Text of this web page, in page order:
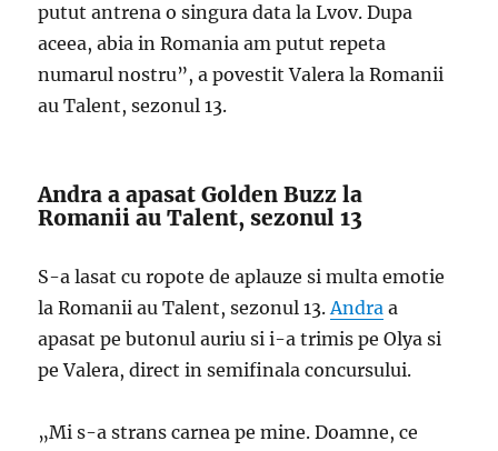
putut antrena o singura data la Lvov. Dupa
aceea, abia in Romania am putut repeta
numarul nostru”, a povestit Valera la Romanii
au Talent, sezonul 13.
Andra a apasat Golden Buzz la
Romanii au Talent, sezonul 13
S-a lasat cu ropote de aplauze si multa emotie
la Romanii au Talent, sezonul 13.Andra a
apasat pe butonul auriu si i-a trimis pe Olya si
pe Valera, direct in semifinala concursului.
„Mi s-a strans carnea pe mine. Doamne, ce